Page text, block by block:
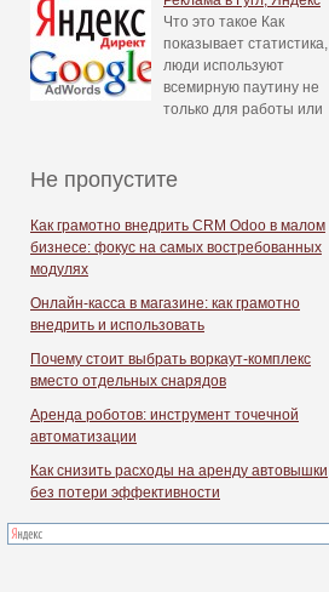
Что это такое Как
показывает статистика,
люди используют
всемирную паутину не
только для работы или
Не пропустите
Как грамотно внедрить CRM Odoo в малом
бизнесе: фокус на самых востребованных
модулях
Онлайн-касса в магазине: как грамотно
внедрить и использовать
Почему стоит выбрать воркаут-комплекс
вместо отдельных снарядов
Аренда роботов: инструмент точечной
автоматизации
Как снизить расходы на аренду автовышки
без потери эффективности